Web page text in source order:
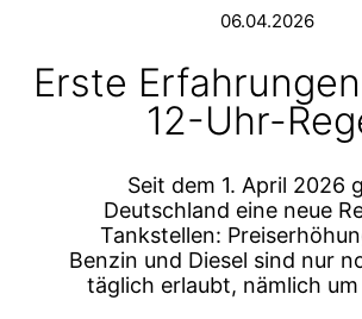
06.04.2026
Erste
12-Uhr-
Seit dem 1. April 2026
Deutschland eine neue
Tankstellen:
Benzin und Diesel sind nur
täglich erlaubt, nämlich